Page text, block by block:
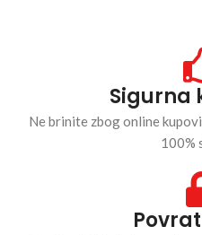
Sigurna
Ne brinite zbog online
100%